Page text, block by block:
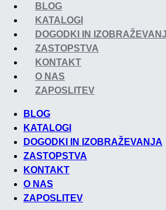
BLOG
KATALOGI
DOGODKI IN
ZASTOPSTVA
KONTAKT
O NAS
ZAPOSLITEV
BLOG
KATALOGI
DOGODKI IN IZOBRAŽEVANJA
ZASTOPSTVA
KONTAKT
O NAS
ZAPOSLITEV